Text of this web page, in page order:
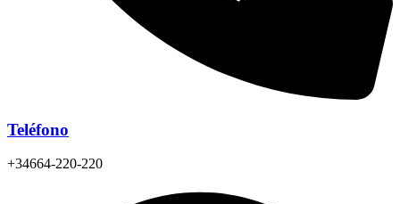
Teléfono
+34664-220-220